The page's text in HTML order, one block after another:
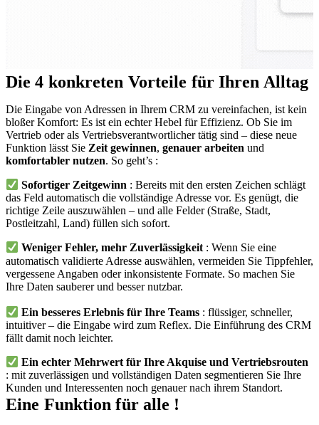
Die 4 konkreten Vorteile für Ihren Alltag
Die Eingabe von Adressen in Ihrem CRM zu vereinfachen, ist kein
bloßer Komfort: Es ist ein echter Hebel für Effizienz. Ob Sie im
Vertrieb oder als Vertriebsverantwortlicher tätig sind – diese neue
Funktion lässt Sie Zeit gewinnen, genauer arbeiten und
komfortabler nutzen. So geht’s :
Sofortiger Zeitgewinn : Bereits mit den ersten Zeichen schlägt
das Feld automatisch die vollständige Adresse vor. Es genügt, die
richtige Zeile auszuwählen – und alle Felder (Straße, Stadt,
Postleitzahl, Land) füllen sich sofort.
Weniger Fehler, mehr Zuverlässigkeit: Wenn Sie eine
automatisch validierte Adresse auswählen, vermeiden Sie Tippfehler,
vergessene Angaben oder inkonsistente Formate. So machen Sie
Ihre Daten sauberer und besser nutzbar.
Ein besseres Erlebnis für Ihre Teams : flüssiger, schneller,
intuitiver – die Eingabe wird zum Reflex. Die Einführung des CRM
fällt damit noch leichter.
Ein echter Mehrwert für Ihre Akquise und Vertriebsrouten
: mit zuverlässigen und vollständigen Daten segmentieren Sie Ihre
Kunden und Interessenten noch genauer nach ihrem Standort.
Eine Funktion für alle !